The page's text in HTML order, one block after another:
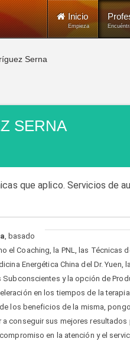
Inicio
Empieza
Serna
SERNA
que aplico. Servicios de
, basado
Coaching, la PNL, las Técnicas
Energética China del Dr. Yuen,
Subconscientes y la opción de
en los tiempos de la terapia
los beneficios de la misma,
conseguir sus mejores resultados
en la atención y el